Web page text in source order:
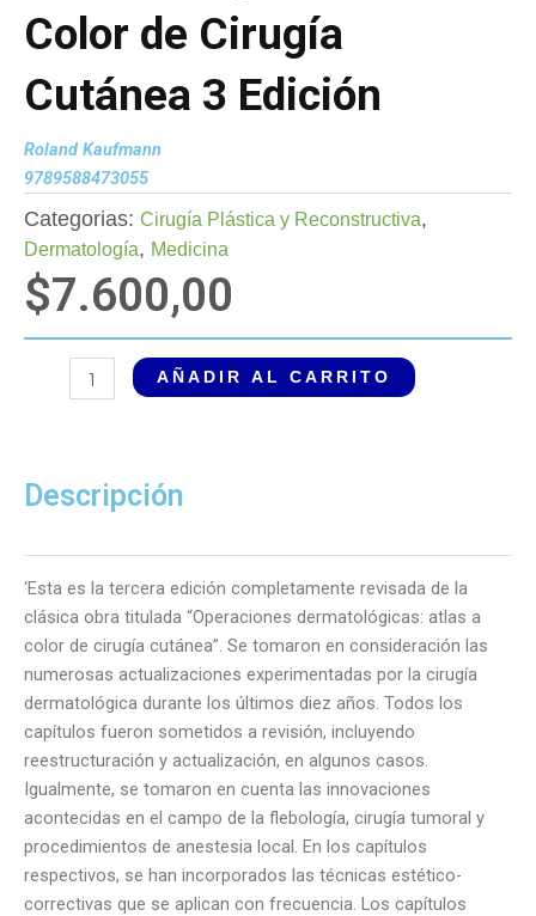
Color de Cirugía
Cutánea 3 Edición
Roland Kaufmann
9789588473055
Categorias: Cirugía Plástica y Reconstructiva,
Dermatología, Medicina
$7.600,00
Operaciones
Dermatológicas.
Color
3
Edición
cantidad
AÑADIR AL CARRITO
Descripción
‘Esta es la tercera edición completamente revisada de la
clásica obra titulada “Operaciones dermatológicas: atlas a
color de cirugía cutánea”. Se tomaron en consideración las
numerosas actualizaciones experimentadas por la cirugía
dermatológica durante los últimos diez años. Todos los
capítulos fueron sometidos a revisión, incluyendo
reestructuración y actualización, en algunos casos.
Igualmente, se tomaron en cuenta las innovaciones
acontecidas en el campo de la flebología, cirugía tumoral y
procedimientos de anestesia local. En los capítulos
respectivos, se han incorporados las técnicas estético-
correctivas que se aplican con frecuencia. Los capítulos